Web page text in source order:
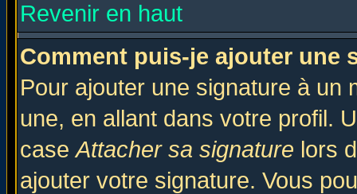
Revenir en haut
Comment puis-je ajouter une
Pour ajouter une signature à un
une, en allant dans votre profil.
caseAttacher sa signature lors
ajouter votre signature. Vous